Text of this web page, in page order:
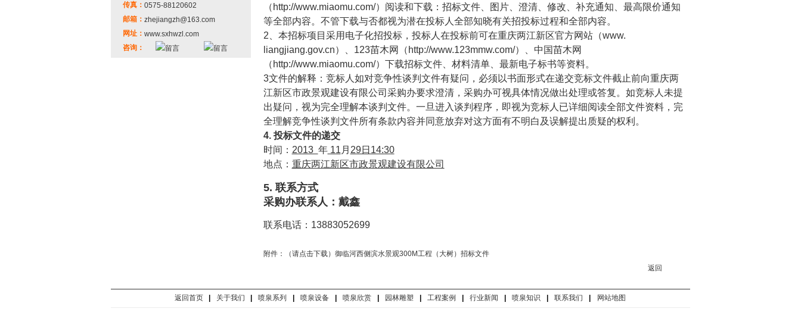
传真： 0575-88120602
邮箱： zhejiangzh@163.com
网址： www.sxhwzl.com
咨询：
（ http://www.miaomu.com/）阅读和下载：招标文件、图片、澄清、修改、补充通知、最高限价通知
等全部内容。不管下载与否都视为潜在投标人全部知晓有关招投标过程和全部内容。
2、本招标项目采用电子化招投标，投标人在投标前可在重庆两江新区官方网站（www.
liangjiang.gov.cn）、123苗木网（ http://www.123mmw.com/）、中国苗木网
（ http://www.miaomu.com/）下载招标文件、材料清单、最新电子标书等资料。
3文件的解释：竞标人如对竞争性谈判文件有疑问，必须以书面形式在递交竞标文件截止前向重庆两
江新区市政景观建设有限公司采购办要求澄清，采购办可视具体情况做出处理或答复。如竞标人未提
出疑问，视为完全理解本谈判文件。一旦进入谈判程序，即视为竞标人已详细阅读全部文件资料，完
全理解竞争性谈判文件所有条款内容并同意放弃对这方面有不明白及误解提出质疑的权利。
4. 投标文件的递交
时间： 2013 年11 月 29日14:30
地点： 重庆两江新区市政景观建设有限公司
5. 联系方式
采购办联系人：戴鑫
联系电话：13883052699
附件：（请点击下载）御临河西侧滨水景观300M工程（大树）招标文件
返回
返回首页 关于我们 喷泉系列 喷泉设备 喷泉欣赏 园林雕塑 工程案例 行业新闻 喷泉知识 联系我们 网站地图